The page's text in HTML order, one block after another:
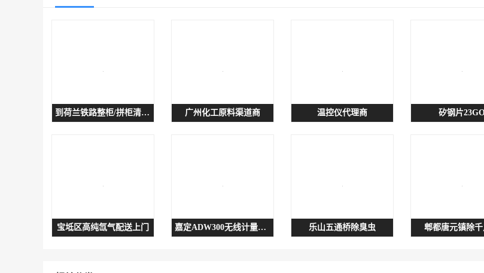
到荷兰铁路整柜/拼柜清关派送-**大件双清到门专线 广州化工原料渠道商 温控仪代理商 矽钢片
宝坻区高纯氙气配送上门 嘉定ADW300无线计量仪表的技术亮点 乐山五通桥除臭虫 郫都唐元镇除千